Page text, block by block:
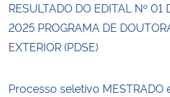
RESULTADO DO EDITAL Nº 01
2025 PROGRAMA DE
EXTERIOR (PDSE)
Processo seletivo MESTRADO